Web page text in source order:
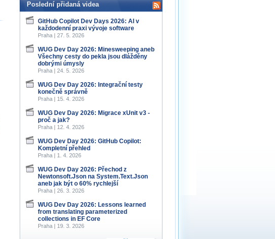
Poslední přidaná videa
GitHub Copilot Dev Days 2026: AI v
každodenní praxi vývoje software
Praha | 27. 5. 2026
WUG Dev Day 2026: Minesweeping aneb
Všechny cesty do pekla jsou dlážděny
dobrými úmysly
Praha | 24. 5. 2026
WUG Dev Day 2026: Integrační testy
konečně správně
Praha | 15. 4. 2026
WUG Dev Day 2026: Migrace xUnit v3 -
proč a jak?
Praha | 12. 4. 2026
WUG Dev Day 2026: GitHub Copilot:
Kompletní přehled
Praha | 1. 4. 2026
WUG Dev Day 2026: Přechod z
Newtonsoft.Json na System.Text.Json
aneb jak být o 60% rychlejší
Praha | 26. 3. 2026
WUG Dev Day 2026: Lessons learned
from translating parameterized
collections in EF Core
Praha | 19. 3. 2026